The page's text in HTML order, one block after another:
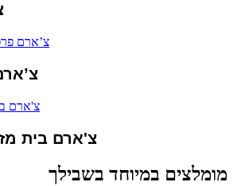
צ'ארם בית מזהב
מומלצים במיוחד בשבילך